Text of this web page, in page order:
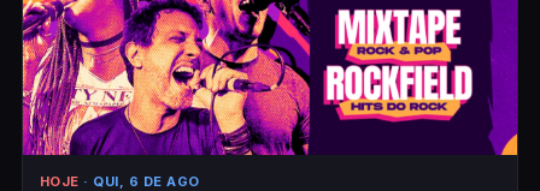
HOJE · QUI, 6 DE AGO